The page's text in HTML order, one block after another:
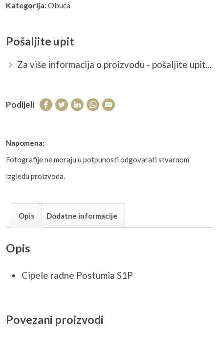
Kategorija:Obuća
Pošaljite upit
Za više informacija o proizvodu - pošaljite upit...
Podijeli
Napomena:
Fotografije ne moraju u potpunosti odgovarati stvarnom
izgledu proizvoda.
Opis Dodatne informacije
Opis
Cipele radne Postumia S1P
Povezani proizvodi